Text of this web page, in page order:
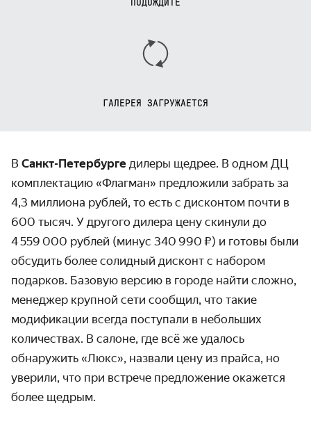
ПОДОЖДИТЕ
ГАЛЕРЕЯ ЗАГРУЖАЕТСЯ
В Санкт-Петербурге дилеры щедрее. В одном ДЦ
комплектацию «Флагман» предложили забрать за
4,3 миллиона рублей, то есть с дисконтом почти в
600 тысяч. У другого дилера цену скинули до
4 559 000 рублей (минус 340 990 ₽) и готовы были
обсудить более солидный дисконт с набором
подарков. Базовую версию в городе найти сложно,
менеджер крупной сети сообщил, что такие
модификации всегда поступали в небольших
количествах. В салоне, где всё же удалось
обнаружить «Люкс», назвали цену из прайса, но
уверили, что при встрече предложение окажется
более щедрым.